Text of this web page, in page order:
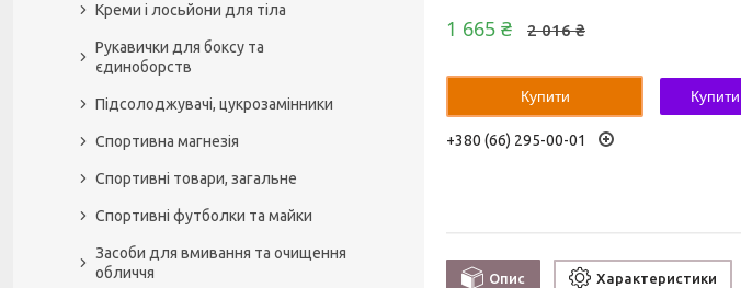
2 016 ₴
1 665 ₴
Купити
+380 (66) 295-00-01
Опис Характеристики
Креми і лосьйони для тіла
Рукавички для боксу та
єдиноборств
Підсолоджувачі, цукрозамінники
Спортивна магнезія
Спортивні товари, загальне
Спортивні футболки та майки
Засоби для вмивання та очищення
обличчя